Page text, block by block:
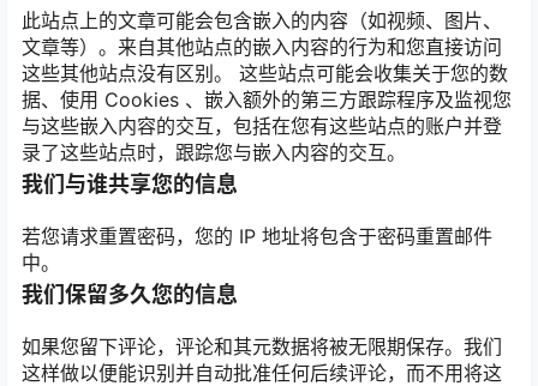
此站点上的文章可能会包含嵌入的内容（如视频、图片、
文章等）。来自其他站点的嵌入内容的行为和您直接访问
这些其他站点没有区别。 这些站点可能会收集关于您的数
据、使用 Cookies 、嵌入额外的第三方跟踪程序及监视您
与这些嵌入内容的交互，包括在您有这些站点的账户并登
录了这些站点时，跟踪您与嵌入内容的交互。
我们与谁共享您的信息
若您请求重置密码，您的 IP 地址将包含于密码重置邮件
中。
我们保留多久您的信息
如果您留下评论，评论和其元数据将被无限期保存。我们
这样做以便能识别并自动批准任何后续评论，而不用将这